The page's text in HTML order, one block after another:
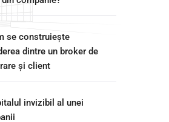
se construiește
dintre un broker de
și client
invizibil al unei